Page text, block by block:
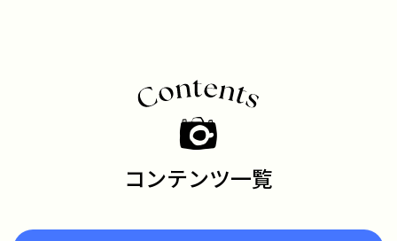
コンテンツ一覧